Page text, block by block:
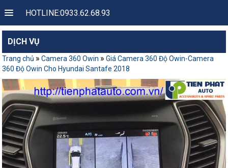
HOTLINE:0933.62.68.93
DỊCH VỤ
Trang chủ » Camera 360 Owin » Giá Camera 360 Độ Owin-Camera
360 Độ Owin Cho Hyundai Santafe 2018